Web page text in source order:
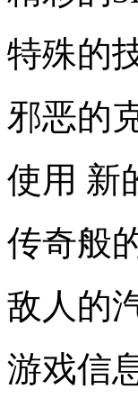
特殊的
邪恶的
使用 新
传奇般
敌人的
游戏信